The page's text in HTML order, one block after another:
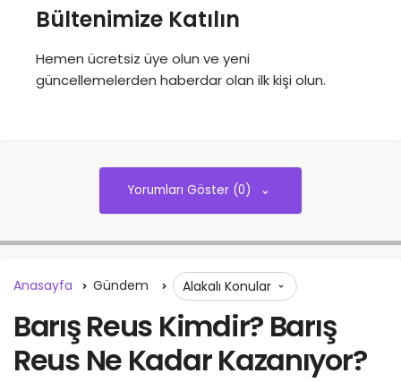
Bültenimize Katılın
Hemen ücretsiz üye olun ve yeni
güncellemelerden haberdar olan ilk kişi olun.
Yorumları Göster (0)
Anasayfa Gündem Alakalı Konular
Barış Reus Kimdir? Barış
Reus Ne Kadar Kazanıyor?